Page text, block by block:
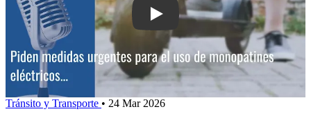
Play: Piden medidas urgentes para el
Tránsito y Transporte • 24 Mar 2026